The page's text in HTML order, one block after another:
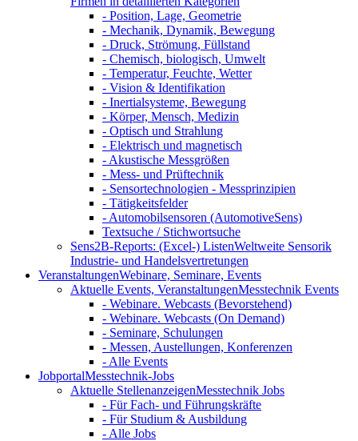
- Position, Lage, Geometrie
- Mechanik, Dynamik, Bewegung
- Druck, Strömung, Füllstand
- Chemisch, biologisch, Umwelt
- Temperatur, Feuchte, Wetter
- Vision & Identifikation
- Inertialsysteme, Bewegung
- Körper, Mensch, Medizin
- Optisch und Strahlung
- Elektrisch und magnetisch
- Akustische Messgrößen
- Mess- und Prüftechnik
- Sensortechnologien - Messprinzipien
- Tätigkeitsfelder
- Automobilsensoren (AutomotiveSens)
Textsuche / Stichwortsuche
Sens2B-Reports: (Excel-) ListenWeltweite Sensorik
Industrie- und Handelsvertretungen
VeranstaltungenWebinare, Seminare, Events
Aktuelle Events, VeranstaltungenMesstechnik Events
- Webinare. Webcasts (Bevorstehend)
- Webinare. Webcasts (On Demand)
- Seminare, Schulungen
- Messen, Austellungen, Konferenzen
- Alle Events
JobportalMesstechnik-Jobs
Aktuelle StellenanzeigenMesstechnik Jobs
- Für Fach- und Führungskräfte
- Für Studium & Ausbildung
- Alle Jobs